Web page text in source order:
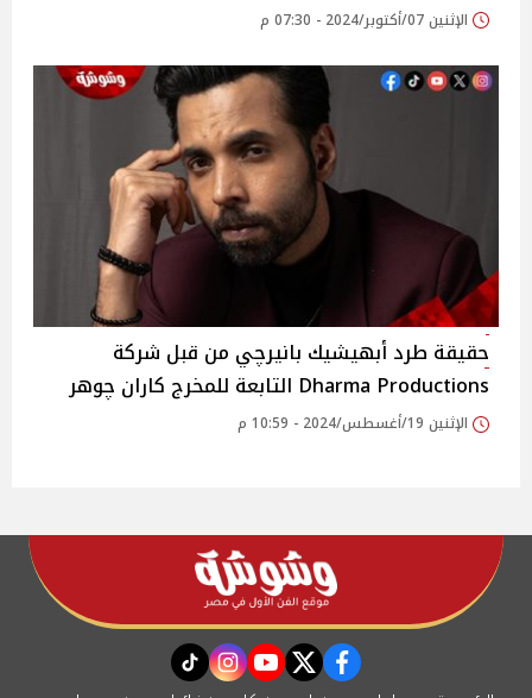
الإثنين 07/أكتوبر/2024 - 07:30 م
حقيقة طرد أبهيشيك بانيرچي من قبل شركة
Dharma Productions التابعة للمخرج كاران چوهر
الإثنين 19/أغسطس/2024 - 10:59 م
facebook
twitter
youtube
instagram
tiktok